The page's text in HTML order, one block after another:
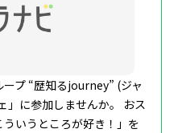
プ “歴知るjourney” (ジャ
」に‌参加しませんか。 おス
いうところが好き！」を